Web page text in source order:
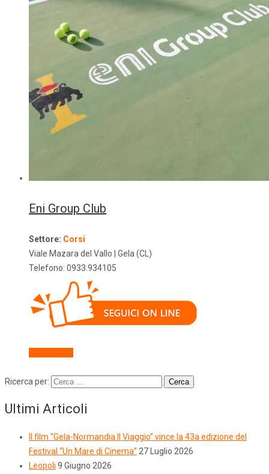
Eni Group Club
Settore: Corsi
Viale Mazara del Vallo | Gela (CL)
Telefono: 0933.934105
Ricerca per:
Ultimi Articoli
Il film “Gela-Normandia.Il Viaggio” vince la 43a edizione del
Festival “Un Mare di Cinema” 27 Luglio 2026
Leopoli 9 Giugno 2026